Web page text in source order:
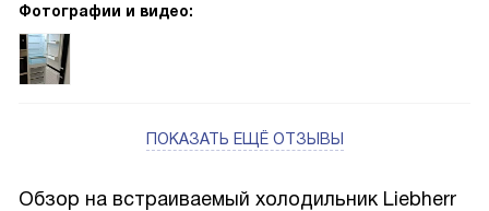
Фотографии и видео:
ПОКАЗАТЬ ЕЩЁ ОТЗЫВЫ
Обзор на встраиваемый холодильник Liebherr